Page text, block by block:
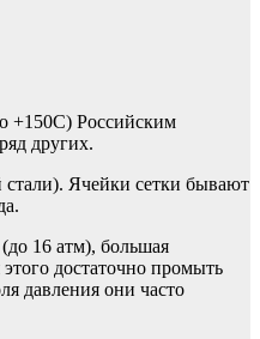
+150С) Российским
других.
Ячейки сетки бывают
16 атм), большая
достаточно промыть
давления они часто